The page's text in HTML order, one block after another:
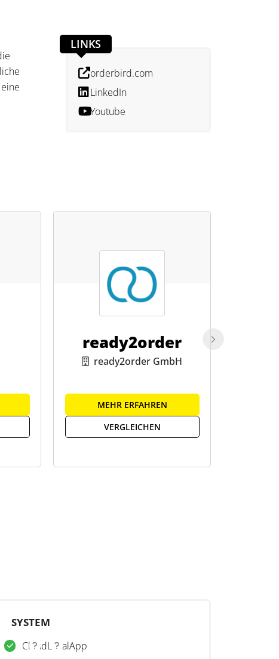
die
LINKS
orderbird.com
LinkedIn
Youtube
ready2order
ready2order GmbH
MEHR ERFAHREN
VERGLEICHEN
SYSTEM
CloudLokalApp